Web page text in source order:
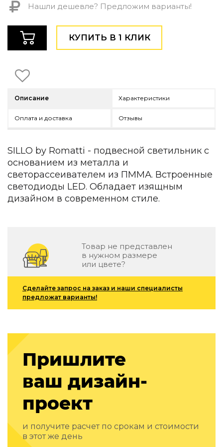
Детская мебель
Фитнес и wellness-оборудование
Коллекции
INTERRA — Soft Modern
ARTOPIA — Mid-Century
Все коллекции мебели
Подбор, производство и комплектация по вашему
По типу
Для кухни
Предметы интерьера
Зеркала
Подбор, производство и комплектация по вашему
Сантехника и инженерия
Дизайнерские ванны
Подбор, производство и комплектация по вашему
Стены
Акустические панели
Стеновые декоративные панели
для террас
Террасные и фасадные системы
Биоклиматические перголы
Камень
Изделия из натурального мрамора и камня
Светящийся камень
Нашли дешевле? Предложим варианты!
КУПИТЬ В 1 КЛИК
Описание Характеристики
Оплата и доставка Отзывы
SILLO by Romatti - подвесной светильник с
основанием из металла и
светорассеивателем из ПММА. Встроенные
светодиоды LED. Обладает изящным
дизайном в современном стиле.
Товар не представлен
в нужном размере
или цвете?
Сделайте запрос на заказ и наши специалисты
предложат варианты!
Пришлите
ваш дизайн-
проект
и получите расчет по срокам и стоимости
в этот же день